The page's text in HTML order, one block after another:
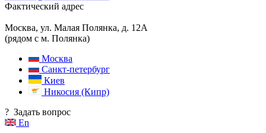
Фактический адрес
Москва, ул. Малая Полянка, д. 12А
(рядом с м. Полянка)
Москва
Санкт-петербург
Киев
Никосия (Кипр)
? Задать вопрос
En